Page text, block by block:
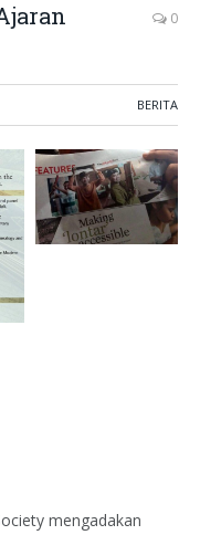
0
BERITA
mengadakan